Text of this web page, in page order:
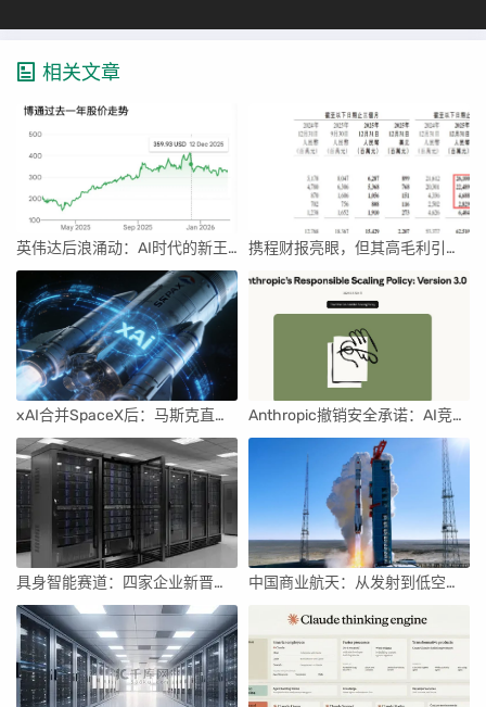
相关文章
英伟达后浪涌动：AI时代的新王者与隐忧 携程财报亮眼，但其高毛利引发行业争议
xAI合并SpaceX后：马斯克直接介入，团队压力激增 Anthropic撤销安全承诺：AI竞赛中的伦理与商业博弈
具身智能赛道：四家企业新晋独角兽，融资竞速背后 中国商业航天：从发射到低空经济，全面加速